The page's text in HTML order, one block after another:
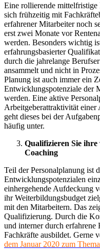
Eine rollierende mittelfristige
sich frühzeitig mit
erfahrener Mitarbeiter noch
erst zwei Monate vor
werden. Besonders wichtig
erfahrungsbasierter
durch die jahrelange
ansammelt und nicht in
Planung ist auch immer ein
Entwicklungspotenziale der
werden. Eine aktive
Arbeitgeberattraktivität einer
geht dieses bei der
häufig unter.
Qualifizieren Sie
Coaching
Teil der Personalplanung ist
Entwicklungspotenzialen
einhergehende Aufdeckung
ihr Weiterbildungsbudget
mit den Mitarbeitern. Das
Qualifizierung. Durch die
und interner durch erfahrene
Fachkräfte ausbildet. Gerne
dem Januar 2020 zum